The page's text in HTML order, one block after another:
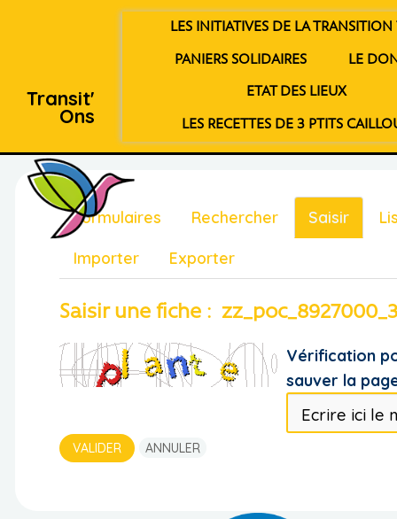
Transit'
Ons
LES INITIATIVES DE LA TRANSITION
PANIERS SOLIDAIRES LE
ETAT DES LIEUX
LES RECETTES DE 3 PTITS
Formulaires Rechercher Saisir
Importer Exporter
Saisir une fiche : zz_poc_8927000_3
Vérification
sauver la
VALIDER ANNULER